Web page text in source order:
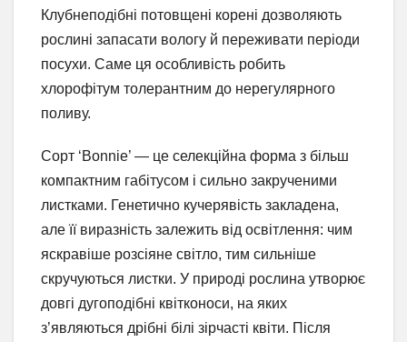
Клубнеподібні потовщені корені дозволяють
рослині запасати вологу й переживати періоди
посухи. Саме ця особливість робить
хлорофітум толерантним до нерегулярного
поливу.
Сорт ‘Bonnie’ — це селекційна форма з більш
компактним габітусом і сильно закрученими
листками. Генетично кучерявість закладена,
але її виразність залежить від освітлення: чим
яскравіше розсіяне світло, тим сильніше
скручуються листки. У природі рослина утворює
довгі дугоподібні квітконоси, на яких
з’являються дрібні білі зірчасті квіти. Після